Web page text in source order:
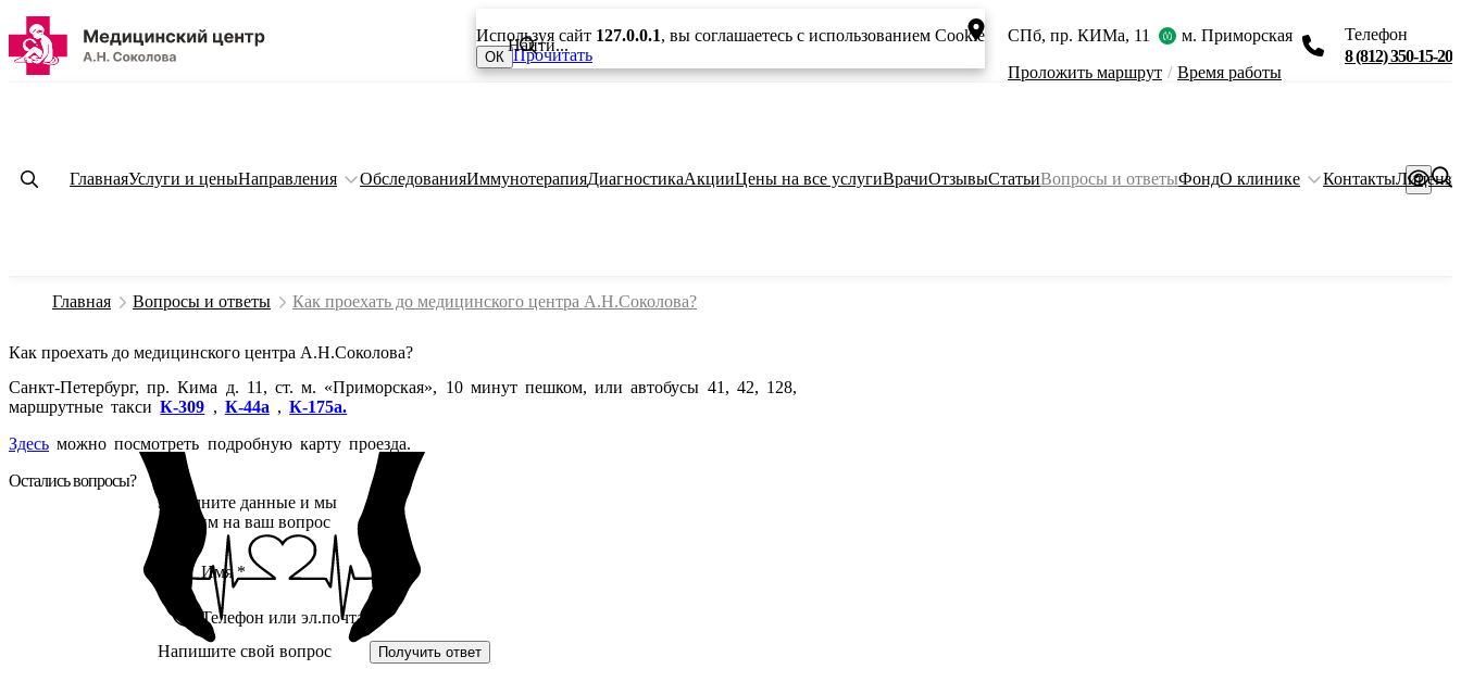
Используя сайт 127.0.0.1, вы соглашаетесь с использованием Cookie
ОК Прочитать
СПб, пр. КИМа, 11
м. Приморская
Проложить маршрут / Время работы
Телефон
8 (812) 350-15-20
ГлавнаяУслуги и ценыНаправления ОбследованияИммунотерапияДиагностикаАкцииЦены на все услугиВрачиОтзывыСтатьиВопросы и ответыФондО клинике Контакты
Главная Вопросы и ответы Как проехать до медицинского центра А.Н.Соколова?
Как проехать до медицинского центра А.Н.Соколова?
Санкт-Петербург, пр. Кима д. 11, ст. м. «Приморская», 10 минут пешком, или автобусы 41, 42, 128,
маршрутные таксиК-309 , К-44а ,К-175а.
Здесь можно посмотреть подробную карту проезда.
Остались вопросы?
Заполните данные и мы
ответим на ваш вопрос
Получить ответ